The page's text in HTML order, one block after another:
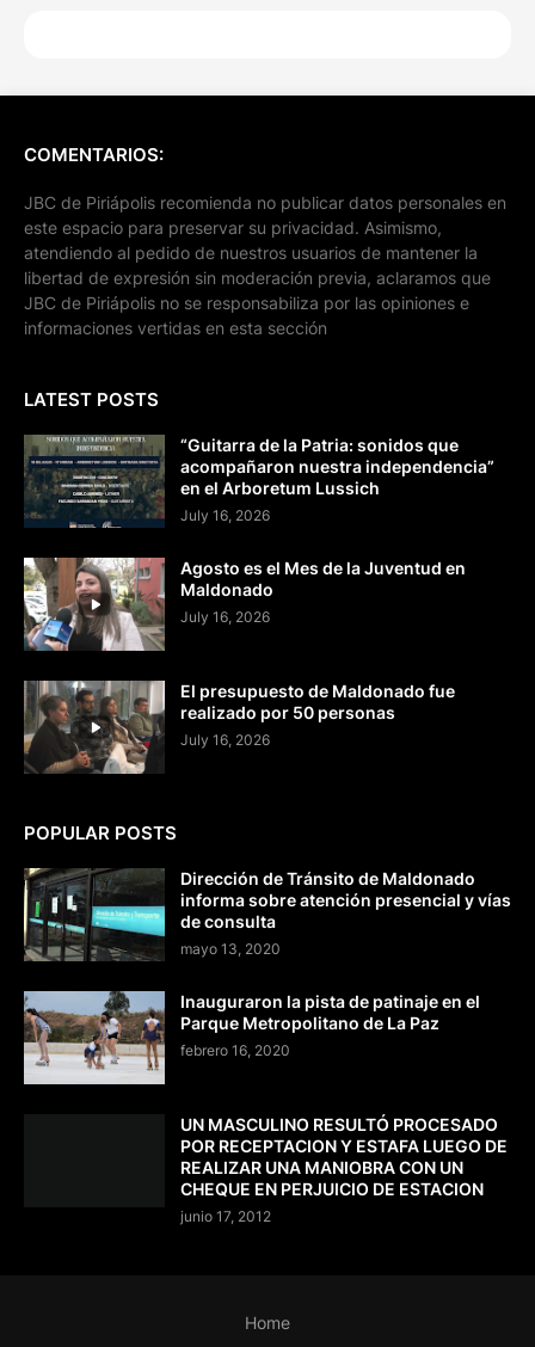
COMENTARIOS:
JBC de Piriápolis recomienda no publicar datos personales en
este espacio para preservar su privacidad. Asimismo,
atendiendo al pedido de nuestros usuarios de mantener la
libertad de expresión sin moderación previa, aclaramos que
JBC de Piriápolis no se responsabiliza por las opiniones e
informaciones vertidas en esta sección
LATEST POSTS
“Guitarra de la Patria: sonidos que
acompañaron nuestra independencia”
en el Arboretum Lussich
July 16, 2026
Agosto es el Mes de la Juventud en
Maldonado
July 16, 2026
El presupuesto de Maldonado fue
realizado por 50 personas
July 16, 2026
POPULAR POSTS
Dirección de Tránsito de Maldonado
informa sobre atención presencial y vías
de consulta
mayo 13, 2020
Inauguraron la pista de patinaje en el
Parque Metropolitano de La Paz
febrero 16, 2020
UN MASCULINO RESULTÓ PROCESADO
POR RECEPTACION Y ESTAFA LUEGO DE
REALIZAR UNA MANIOBRA CON UN
CHEQUE EN PERJUICIO DE ESTACION
junio 17, 2012
Home